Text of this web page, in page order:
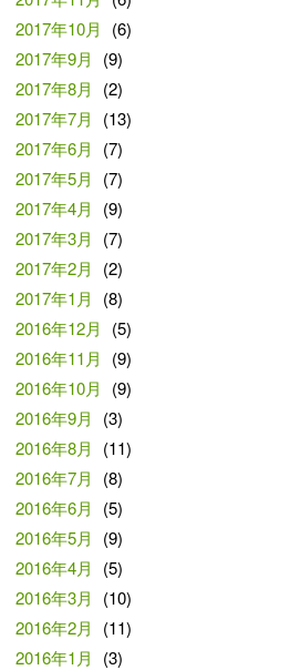
2017年10月
(6)
2017年9月
(9)
2017年8月
(2)
2017年7月
(13)
2017年6月
(7)
2017年5月
(7)
2017年4月
(9)
2017年3月
(7)
2017年2月
(2)
2017年1月
(8)
2016年12月
(5)
2016年11月
(9)
2016年10月
(9)
2016年9月
(3)
2016年8月
(11)
2016年7月
(8)
2016年6月
(5)
2016年5月
(9)
2016年4月
(5)
2016年3月
(10)
2016年2月
(11)
2016年1月
(3)